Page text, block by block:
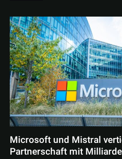
Microsoft und Mistral
Partnerschaft mit